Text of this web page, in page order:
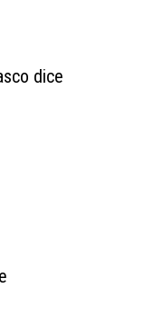
dice